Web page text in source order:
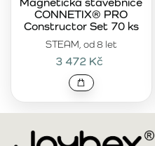
STEAM, od 8 let
CONNETIX® PRO
Constructor Set 70 ks
3 472 Kč